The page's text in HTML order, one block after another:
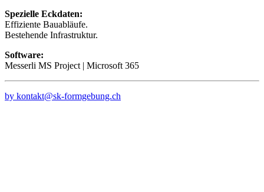
Spezielle Eckdaten:
Effiziente Bauabläufe.
Bestehende Infrastruktur.
Software:
Messerli MS Project | Microsoft 365
by kontakt@sk-formgebung.ch